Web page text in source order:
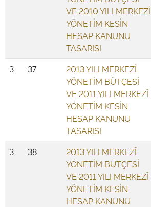
VE 2010 YILI MERKEZÎ
YÖNETİM KESİN
HESAP KANUNU
TASARISI
3
37
2013 YILI MERKEZÎ
YÖNETİM BÜTÇESİ
VE 2011 YILI MERKEZÎ
YÖNETİM KESİN
HESAP KANUNU
TASARISI
3 38
2013 YILI MERKEZÎ
YÖNETİM BÜTÇESİ
VE 2011 YILI MERKEZÎ
YÖNETİM KESİN
HESAP KANUNU